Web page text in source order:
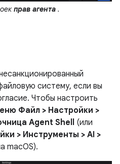
прав агента.
систему, если вы
Чтобы настроить
Файл > Настройки >
Agent Shell (или
> Инструменты > AI >
macOS).